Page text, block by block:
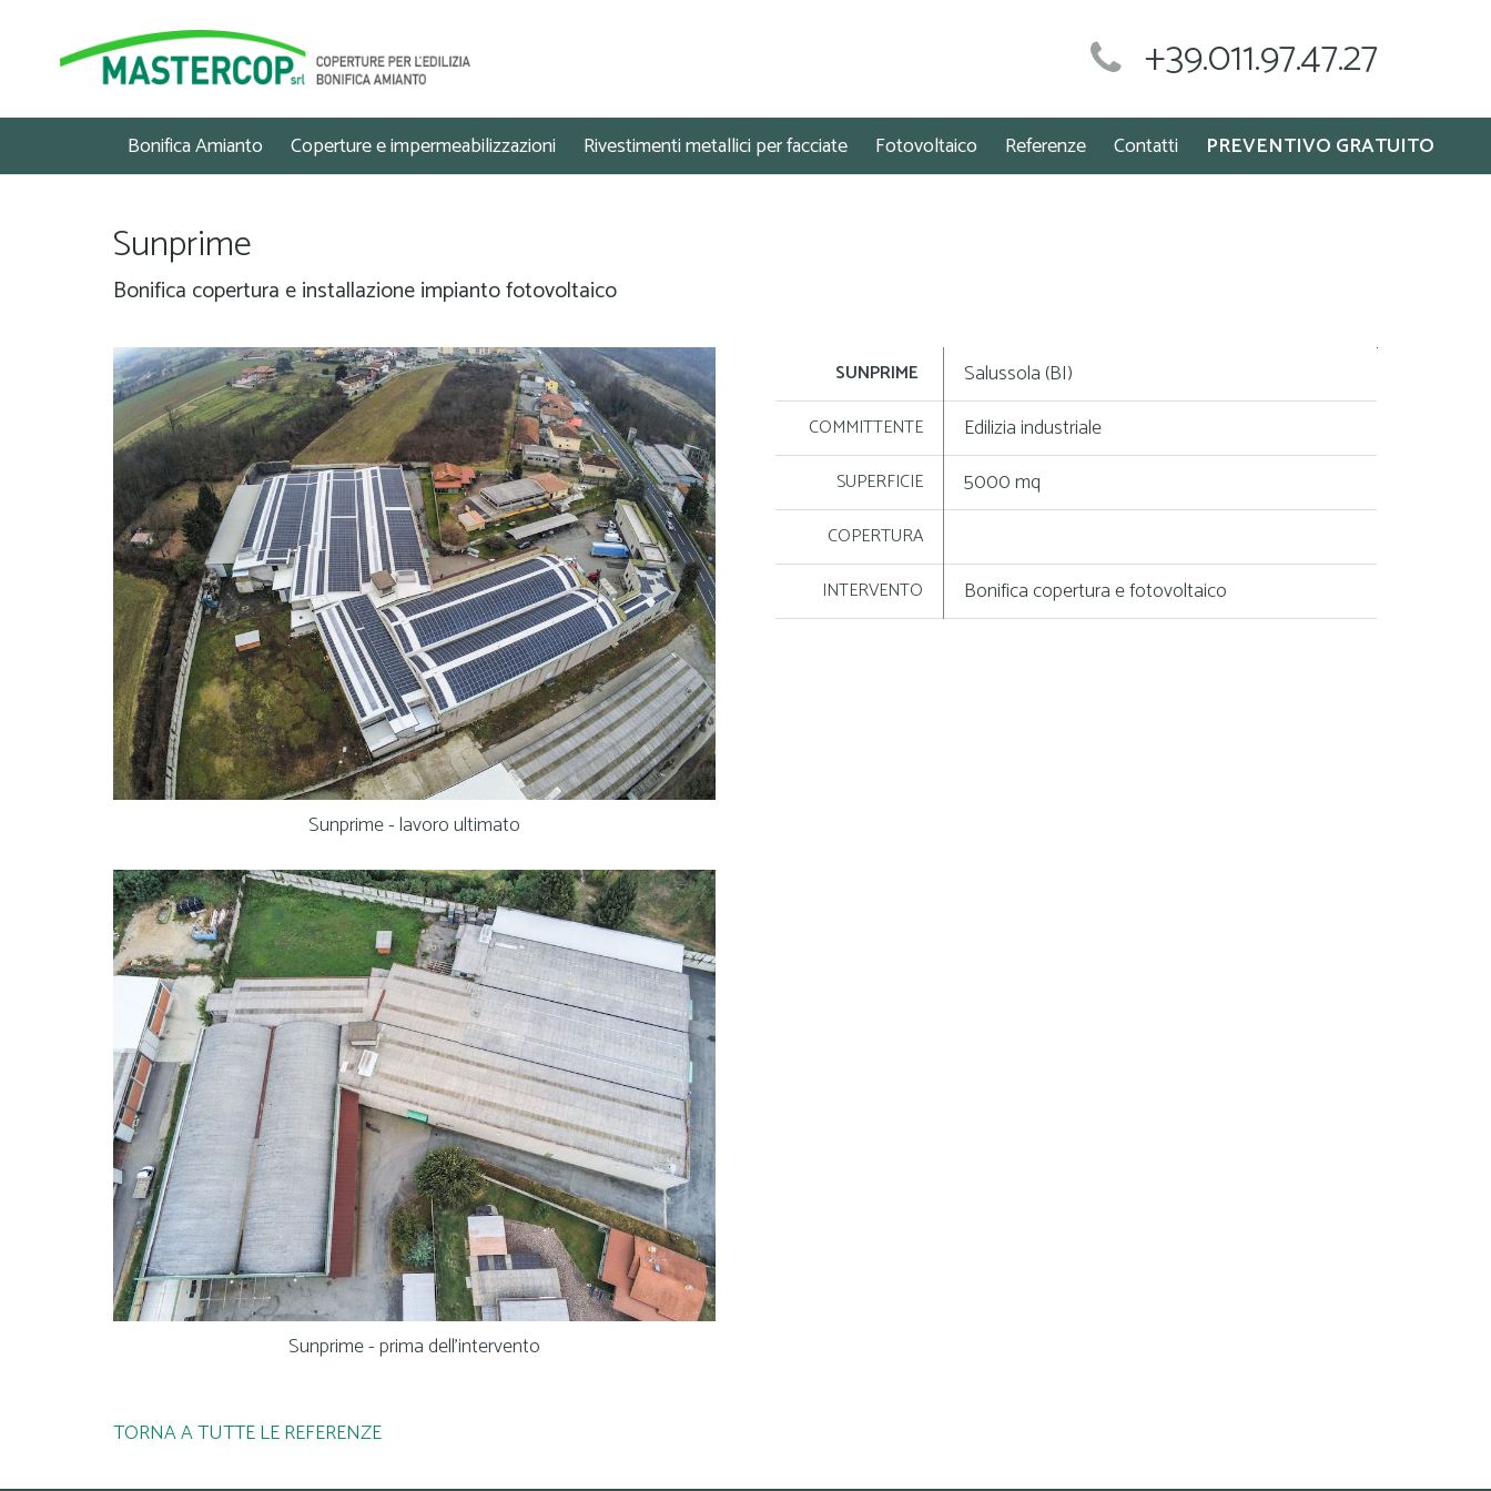
+39.011.97.47.27
Bonifica Amianto Coperture e impermeabilizzazioni Rivestimenti metallici per facciate Fotovoltaico Referenze Contatti PREVENTIVO GRATUITO
Sunprime
Bonifica copertura e installazione impianto fotovoltaico
Sunprime - lavoro ultimato
Sunprime - prima dell'intervento
TORNA A TUTTE LE REFERENZE
SUNPRIME Salussola (BI)
COMMITTENTE Edilizia industriale
SUPERFICIE 5000 mq
COPERTURA
INTERVENTO
Bonifica copertura e fotovoltaico